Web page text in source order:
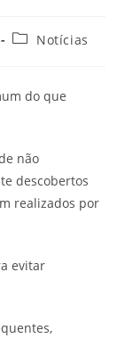
Notícias
do que
não
descobertos
realizados por
evitar